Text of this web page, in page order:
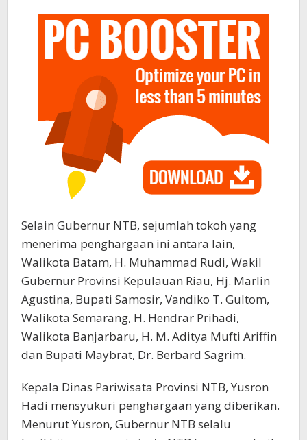
Selain Gubernur NTB, sejumlah tokoh yang
menerima penghargaan ini antara lain,
Walikota Batam, H. Muhammad Rudi, Wakil
Gubernur Provinsi Kepulauan Riau, Hj. Marlin
Agustina, Bupati Samosir, Vandiko T. Gultom,
Walikota Semarang, H. Hendrar Prihadi,
Walikota Banjarbaru, H. M. Aditya Mufti Ariffin
dan Bupati Maybrat, Dr. Berbard Sagrim.
Kepala Dinas Pariwisata Provinsi NTB, Yusron
Hadi mensyukuri penghargaan yang diberikan.
Menurut Yusron, Gubernur NTB selalu